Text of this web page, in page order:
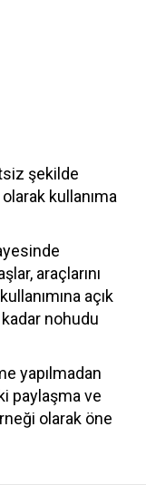
şekilde
kullanıma
araçlarını
açık
nohudu
yapılmadan
paylaşma ve
olarak öne